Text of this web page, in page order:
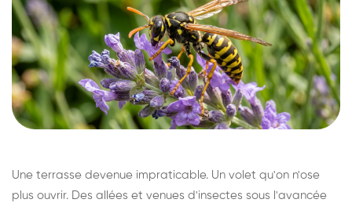
Une terrasse devenue impraticable. Un volet qu'on n'ose
plus ouvrir. Des allées et venues d'insectes sous l'avancée